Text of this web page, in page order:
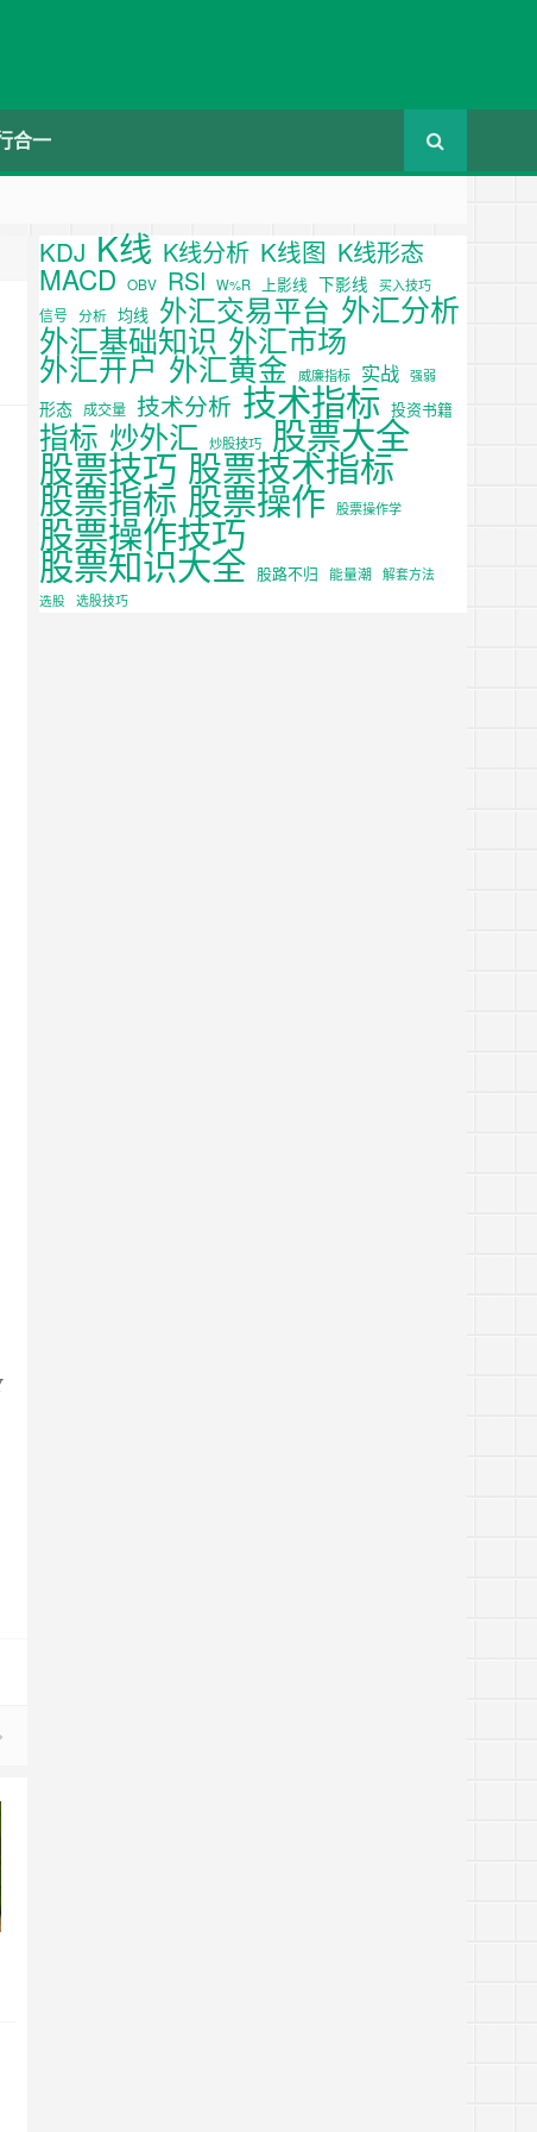
合一
KDJ K线 K线分析 K线图 K线形态
MACD OBV RSI W%R 上影线 下影线 买入技巧
信号 分析 均线 外汇交易平台 外汇分析
外汇基础知识 外汇市场
外汇开户 外汇黄金 威廉指标 实战 强弱
形态 成交量 技术分析 技术指标 投资书籍
指标 炒外汇 炒股技巧 股票大全
股票技巧 股票技术指标
股票指标 股票操作 股票操作学
股票操作技巧
股票知识大全 股路不归 能量潮
解套方法
选股
选股技巧